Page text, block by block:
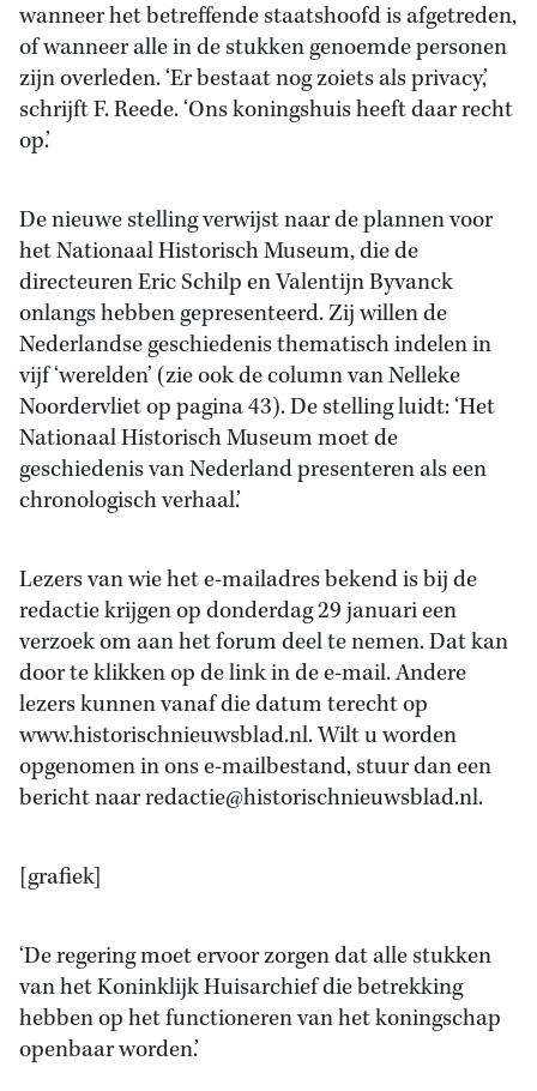
wanneer het betreffende staatshoofd is afgetreden,
of wanneer alle in de stukken genoemde personen
zijn overleden. ‘Er bestaat nog zoiets als privacy,’
schrijft F. Reede. ‘Ons koningshuis heeft daar recht
op.’
De nieuwe stelling verwijst naar de plannen voor
het Nationaal Historisch Museum, die de
directeuren Eric Schilp en Valentijn Byvanck
onlangs hebben gepresenteerd. Zij willen de
Nederlandse geschiedenis thematisch indelen in
vijf ‘werelden’ (zie ook de column van Nelleke
Noordervliet op pagina 43). De stelling luidt: ‘Het
Nationaal Historisch Museum moet de
geschiedenis van Nederland presenteren als een
chronologisch verhaal.’
Lezers van wie het e-mailadres bekend is bij de
redactie krijgen op donderdag 29 januari een
verzoek om aan het forum deel te nemen. Dat kan
door te klikken op de link in de e-mail. Andere
lezers kunnen vanaf die datum terecht op
www.historischnieuwsblad.nl. Wilt u worden
opgenomen in ons e-mailbestand, stuur dan een
bericht naar redactie@historischnieuwsblad.nl.
[grafiek]
‘De regering moet ervoor zorgen dat alle stukken
van het Koninklijk Huisarchief die betrekking
hebben op het functioneren van het koningschap
openbaar worden.’